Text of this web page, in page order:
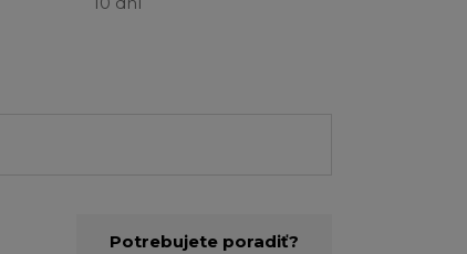
Potrebujete poradiť?